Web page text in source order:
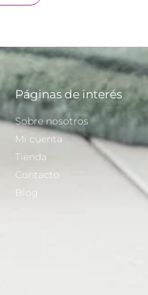
Páginas de interés
Sobre nosotros
Mi cuenta
Tienda
Contacto
Blog